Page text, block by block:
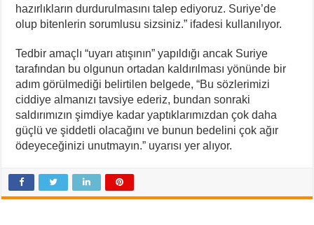
hazırlıkların durdurulmasını talep ediyoruz. Suriye’de
olup bitenlerin sorumlusu sizsiniz.” ifadesi kullanılıyor.
Tedbir amaçlı “uyarı atışının” yapıldığı ancak Suriye
tarafından bu olgunun ortadan kaldırılması yönünde bir
adım görülmediği belirtilen belgede, “Bu sözlerimizi
ciddiye almanızı tavsiye ederiz, bundan sonraki
saldırımızın şimdiye kadar yaptıklarımızdan çok daha
güçlü ve şiddetli olacağını ve bunun bedelini çok ağır
ödeyeceğinizi unutmayın.” uyarısı yer alıyor.